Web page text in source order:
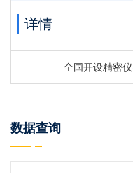
详情
全国开设精密
数据查询